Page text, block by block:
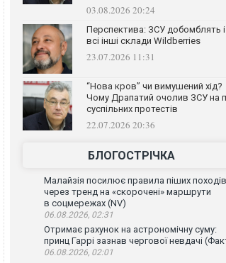
03.08.2026 20:24
Перспектива: ЗСУ добомблять і
всі інші склади Wildberries
23.07.2026 11:31
“Нова кров” чи вимушений хід?
Чому Драпатий очолив ЗСУ на
суспільних протестів
22.07.2026 20:36
БЛОГОСТРІЧКА
Малайзія посилює правила піших походів
через тренд на «скорочені» маршрути
в соцмережах (NV)
06.08.2026, 02:31
Отримає рахунок на астрономічну суму:
принц Гаррі зазнав чергової невдачі
06.08.2026, 02:01